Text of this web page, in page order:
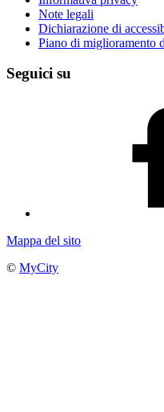
Note legali
Dichiarazione di
Piano di miglioramento
Seguici su
Mappa del sito
© MyCity